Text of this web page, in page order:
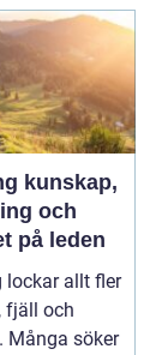
och
på leden
lockar allt fler
fjäll och
Många söker